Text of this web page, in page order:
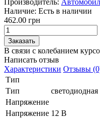
Наличие: Есть в наличии
462.00 грн
В связи с колебанием
Написать отзыв
Характеристики Отзывы
Тип
Тип
светодиодная
Напряжение
Напряжение 12 В